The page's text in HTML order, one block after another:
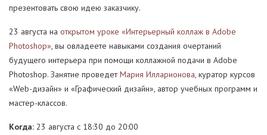
презентовать свою идею заказчику.
23 августа на открытом уроке «Интерьерный коллаж в Adobe
Photoshop», вы овладеете навыками создания очертаний
будущего интерьера при помощи коллажной подачи в Adobe
Рhotoshop. Занятие проведетМария Илларионова, куратор курсов
«Web-дизайн» и «Графический дизайн», автор учебных программ и
мастер-классов.
Когда: 23 августа с 18:30 до 20:00